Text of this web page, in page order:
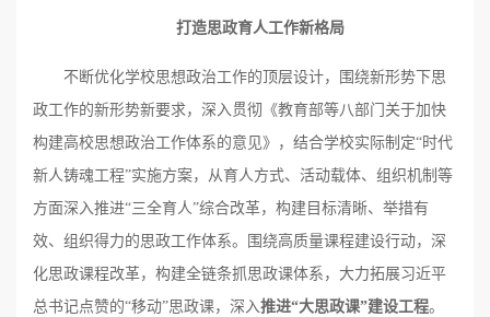
打造思政育人工作新格局
不断优化学校思想政治工作的顶层设计，围绕新形势下思
政工作的新形势新要求，深入贯彻《教育部等八部门关于加快
构建高校思想政治工作体系的意见》，结合学校实际制定“时代
新人铸魂工程”实施方案，从育人方式、活动载体、组织机制等
方面深入推进“三全育人”综合改革，构建目标清晰、举措有
效、组织得力的思政工作体系。围绕高质量课程建设行动，深
化思政课程改革，构建全链条抓思政课体系，大力拓展习近平
总书记点赞的“移动”思政课，深入推进“大思政课”建设工程。